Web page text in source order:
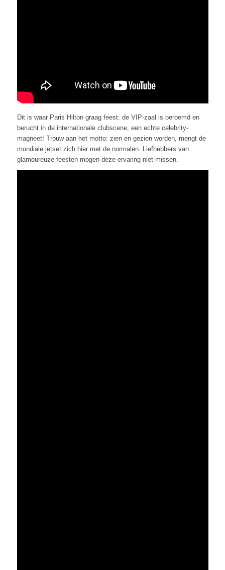
Dit is waar Paris Hilton graag feest: de VIP-zaal is beroemd en
berucht in de internationale clubscene, een echte celebrity-
magneet! Trouw aan het motto: zien en gezien worden, mengt de
mondiale jetset zich hier met de normalen. Liefhebbers van
glamoureuze feesten mogen deze ervaring niet missen.